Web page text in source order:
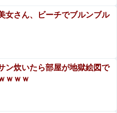
画
再開の様子、全くないｗｗ
女さん、ビーチでブルンブル
ン炊いたら部屋が地獄絵図で
ｗｗｗ